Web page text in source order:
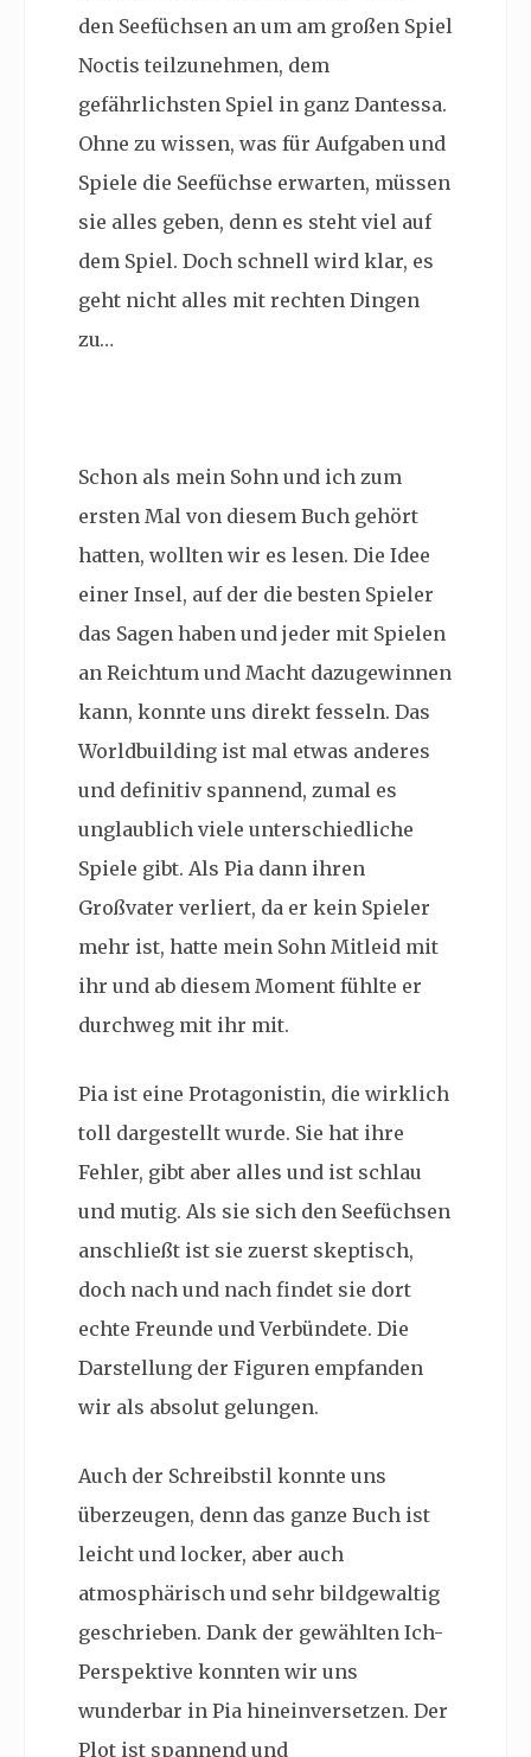
den Seefüchsen an um am großen Spiel
Noctis teilzunehmen, dem
gefährlichsten Spiel in ganz Dantessa.
Ohne zu wissen, was für Aufgaben und
Spiele die Seefüchse erwarten, müssen
sie alles geben, denn es steht viel auf
dem Spiel. Doch schnell wird klar, es
geht nicht alles mit rechten Dingen
zu…
Schon als mein Sohn und ich zum
ersten Mal von diesem Buch gehört
hatten, wollten wir es lesen. Die Idee
einer Insel, auf der die besten Spieler
das Sagen haben und jeder mit Spielen
an Reichtum und Macht dazugewinnen
kann, konnte uns direkt fesseln. Das
Worldbuilding ist mal etwas anderes
und definitiv spannend, zumal es
unglaublich viele unterschiedliche
Spiele gibt. Als Pia dann ihren
Großvater verliert, da er kein Spieler
mehr ist, hatte mein Sohn Mitleid mit
ihr und ab diesem Moment fühlte er
durchweg mit ihr mit.
Pia ist eine Protagonistin, die wirklich
toll dargestellt wurde. Sie hat ihre
Fehler, gibt aber alles und ist schlau
und mutig. Als sie sich den Seefüchsen
anschließt ist sie zuerst skeptisch,
doch nach und nach findet sie dort
echte Freunde und Verbündete. Die
Darstellung der Figuren empfanden
wir als absolut gelungen.
Auch der Schreibstil konnte uns
überzeugen, denn das ganze Buch ist
leicht und locker, aber auch
atmosphärisch und sehr bildgewaltig
geschrieben. Dank der gewählten Ich-
Perspektive konnten wir uns
wunderbar in Pia hineinversetzen. Der
Plot ist spannend und